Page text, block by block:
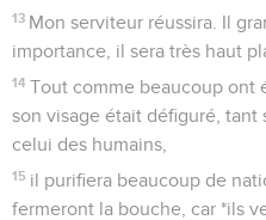
13 Mon serviteur réussira. Il
importance, il sera très haut
14 Tout comme beaucoup ont
son visage était défiguré,
celui des humains,
15 il purifiera beaucoup de
fermeront la bouche, car *ils